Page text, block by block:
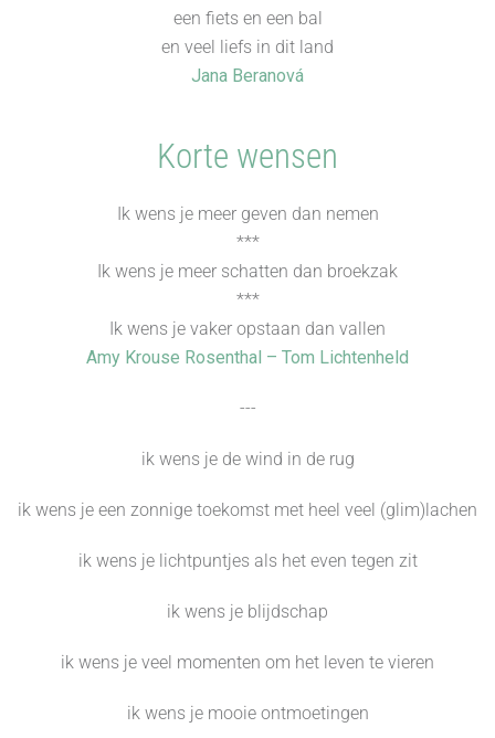
een fiets en een bal
en veel liefs in dit land
Jana Beranová
Korte wensen
Ik wens je meer geven dan nemen
***
Ik wens je meer schatten dan broekzak
***
Ik wens je vaker opstaan dan vallen
Amy Krouse Rosenthal – Tom Lichtenheld
---
ik wens je de wind in de rug
ik wens je een zonnige toekomst met heel veel (glim)lachen
ik wens je lichtpuntjes als het even tegen zit
ik wens je blijdschap
ik wens je veel momenten om het leven te vieren
ik wens je mooie ontmoetingen